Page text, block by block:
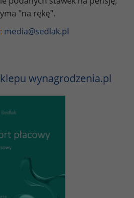
"na rękę".
media@sedlak.pl
wynagrodzenia.pl